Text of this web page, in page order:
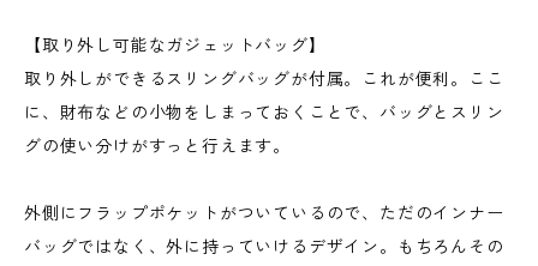
【取り外し可能なガジェットバッグ】
取り外しができるスリングバッグが付属。これが便利。ここ
に、財布などの小物をしまっておくことで、バッグとスリン
グの使い分けがすっと行えます。
外側にフラップポケットがついているので、ただのインナー
バッグではなく、外に持っていけるデザイン。もちろんその